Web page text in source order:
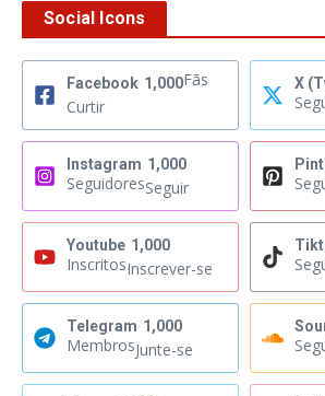
Social Icons
Facebook 1,000Fãs
Curtir
X
Instagram 1,000
SeguidoresSeguir
Youtube 1,000
InscritosInscrever-se
Telegram 1,000
MembrosJunte-se